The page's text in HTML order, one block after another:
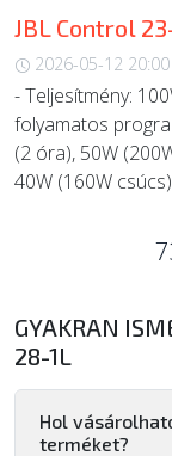
JBL Control
2026-05-12 20:00
- Teljesítmény:
folyamatos
(2 óra), 50W
40W (160W
GYAKRAN
28-1L
Hol
terméket?